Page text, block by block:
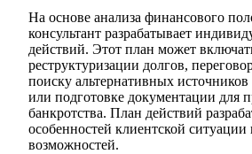
На основе анализа финансового
консультант разрабатывает
действий. Этот план может
реструктуризации долгов,
поиску альтернативных
или подготовке документации для
банкротства. План действий
особенностей клиентской
возможностей.